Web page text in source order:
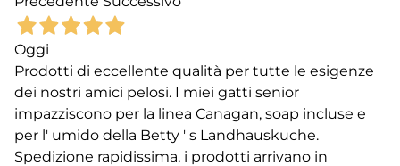
Oggi
Prodotti di eccellente qualità per tutte le esigenze
dei nostri amici pelosi. I miei gatti senior
impazziscono per la linea Canagan, soap incluse e
per l' umido della Betty ' s Landhauskuche.
Spedizione rapidissima, i prodotti arrivano in